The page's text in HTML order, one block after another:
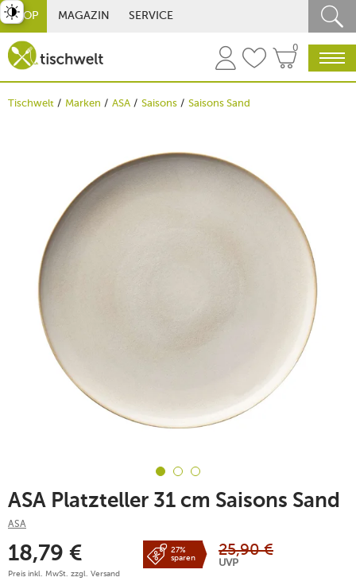
SHOP MAGAZIN SERVICE
0
Tischwelt Marken ASA Saisons Saisons Sand
ASA Platzteller 31 cm Saisons Sand
ASA
18,79 €
Preis inkl. MwSt. zzgl. Versand
27%
sparen
25,90 €
UVP
umschalten